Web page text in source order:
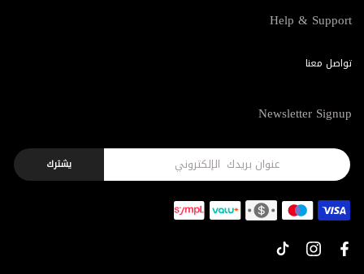
Help & Support
تواصل معنا
Newsletter Signup
يشترك